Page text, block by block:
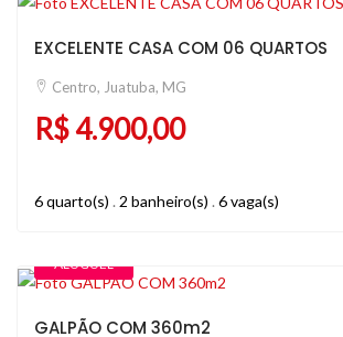
EXCELENTE CASA COM 06 QUARTOS
Centro, Juatuba, MG
R$ 4.900,00
6 quarto(s) . 2 banheiro(s) . 6 vaga(s)
ALUGUEL
GALPÃO COM 360m2